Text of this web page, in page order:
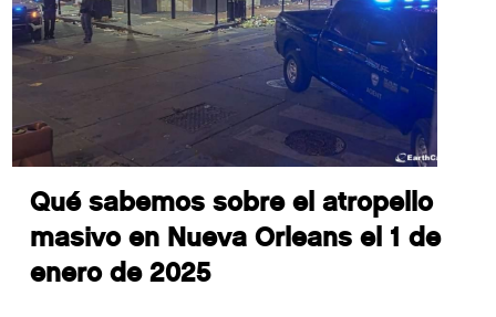
Qué sabemos sobre el atropello
masivo en Nueva Orleans el 1 de
enero de 2025